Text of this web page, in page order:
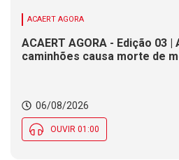
ACAERT AGORA
ACAERT AGORA - Edição 03
caminhões causa morte de
quinta (6) em SC
06/08/2026
OUVIR 01:00